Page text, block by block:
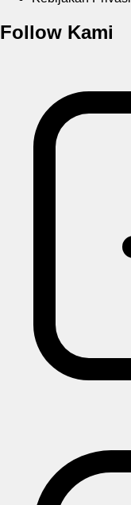
Follow Kami